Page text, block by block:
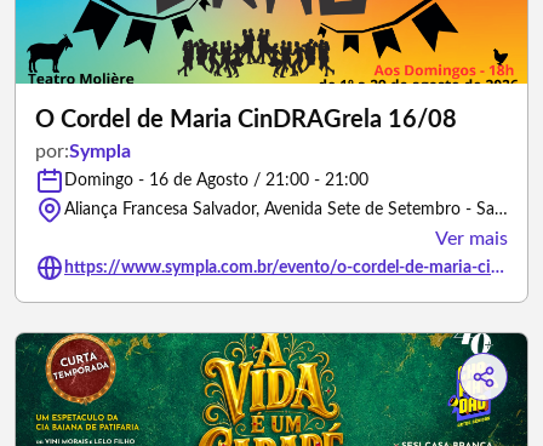
O Cordel de Maria CinDRAGrela 16/08
por:Sympla
Domingo - 16 de Agosto / 21:00 - 21:00
Aliança Francesa Salvador, Avenida Sete de Setembro - Salvador/Bahia
Ver mais
https://www.sympla.com.br/evento/o-cordel-de-maria-cindragrela-16-08/3503420